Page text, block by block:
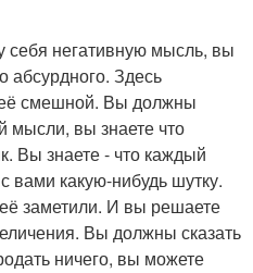
себя негативную мысль, вы
абсурдного. Здесь
смешной. Вы должны
мысли, вы знаете что
Вы знаете - что каждый
вами какую-нибудь шутку.
заметили. И вы решаете
Вы должны сказать
ничего, вы можете